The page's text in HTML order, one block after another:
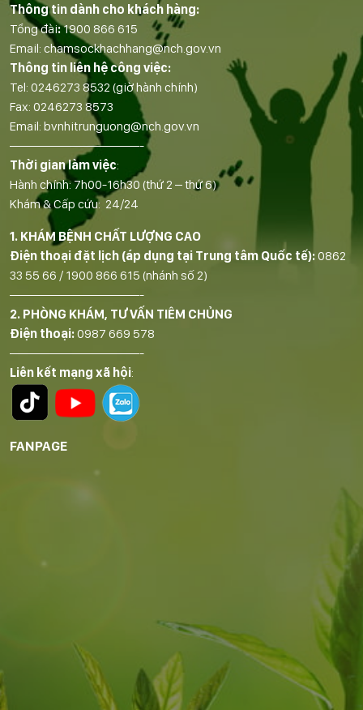
Thông tin dành cho khách hàng:
Tổng đài:1900 866 615
Email: chamsockhachhang@nch.gov.vn
Thông tin liên hệ công việc:
Tel: 0246273 8532 (giờ hành chính)
Fax: 0246273 8573
Email: bvnhitrunguong@nch.gov.vn
——————————-
Thời gian làm việc:
Hành chính: 7h00-16h30 (thứ 2 – thứ 6)
Khám & Cấp cứu: 24/24
1. KHÁM BỆNH CHẤT LƯỢNG CAO
Điện thoại đặt lịch (áp dụng tại Trung tâm Quốc tế):0862
33 55 66 / 1900 866 615 (nhánh số 2)
——————————-
2. PHÒNG KHÁM, TƯ VẤN TIÊM CHỦNG
Điện thoại:0987 669 578
——————————-
Liên kết mạng xã hội:
FANPAGE